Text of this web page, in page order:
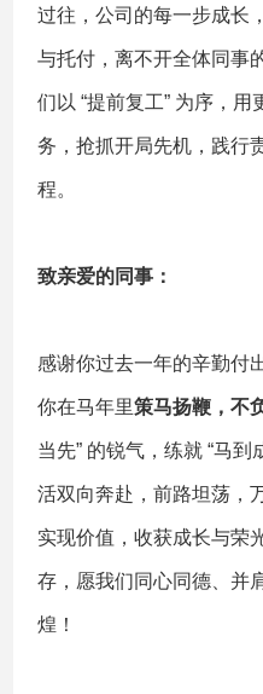
过往，公司的每一步成长
与托付，离不开全体同事
们以 “提前复工” 为序，
务，抢抓开局先机，践行
程。
致亲爱的同事：
感谢你过去一年的辛勤付
你在马年里策马扬鞭，不
当先” 的锐气，练就 “马
活双向奔赴，前路坦荡，
实现价值，收获成长与荣
存，愿我们同心同德、并
煌！